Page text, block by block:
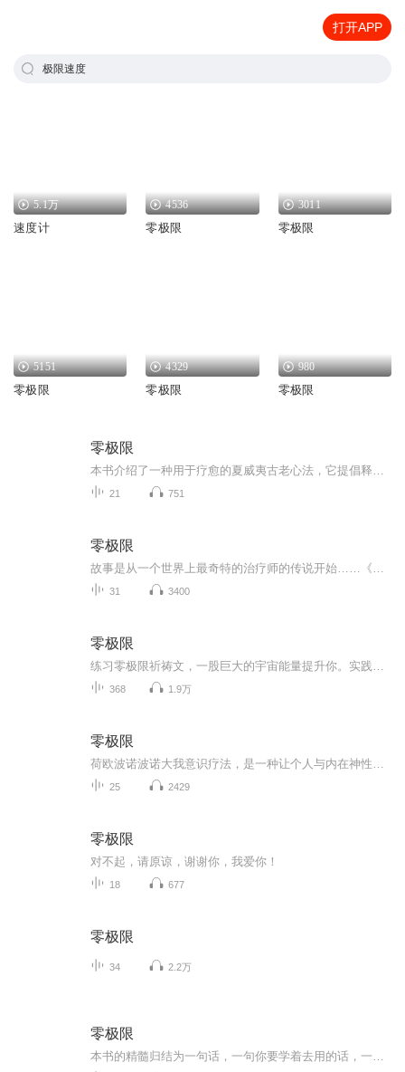
打开APP
极限速度
5.1万
速度计
4536
零极限
3011
零极限
5151
零极限
4329
零极限
980
零极限
零极限
21 751
零极限
31 3400
零极限
368 1.9万
零极限
25 2429
零极限
对不起，请原谅，谢谢你，我爱你！
18 677
零极限
34 2.2万
零极限